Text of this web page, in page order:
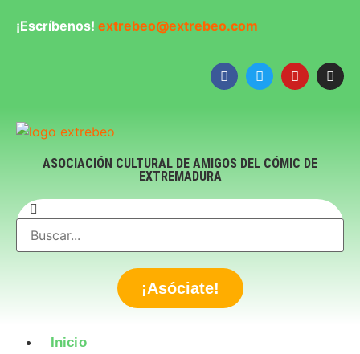
¡Escríbenos! extrebeo@extrebeo.com
ASOCIACIÓN CULTURAL DE AMIGOS DEL CÓMIC DE
EXTREMADURA
¡Asóciate!
Inicio